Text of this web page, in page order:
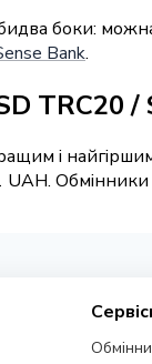
боки:
Bank.
TRC20 /
і
Обмінники